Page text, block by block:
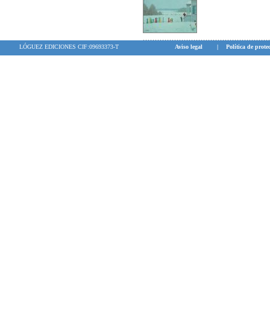
LÓGUEZ EDICIONES CIF:09693373-T Aviso legal | Política de